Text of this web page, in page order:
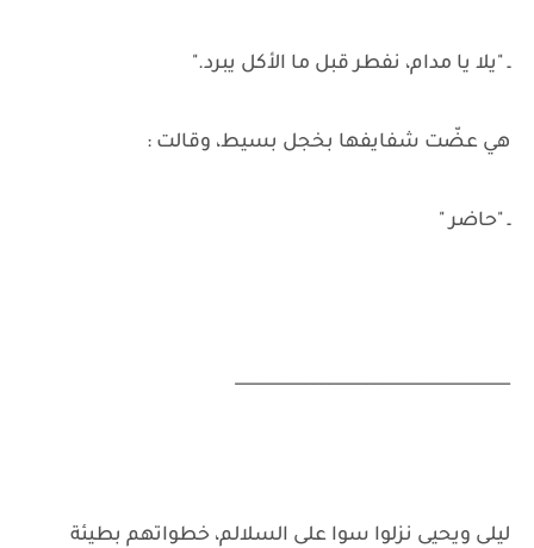
ـ "يلا يا مدام، نفطر قبل ما الأكل يبرد."
هي عضّت شفايفها بخجل بسيط، وقالت :
ـ "حاضر "
_________________________________
ليلى ويحيى نزلوا سوا على السلالم، خطواتهم بطيئة